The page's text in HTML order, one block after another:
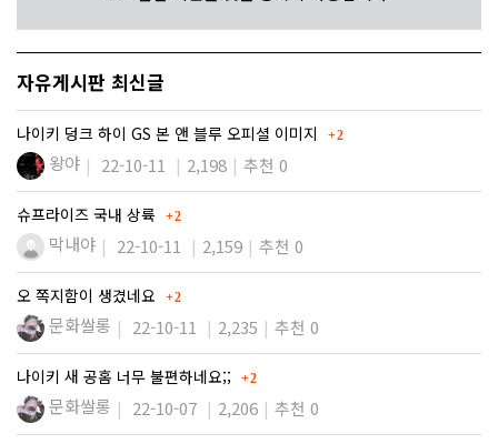
자유게시판 최신글
나이키 덩크 하이 GS 본 앤 블루 오피셜 이미지 댓글
2
왕야 22-10-11 2,198 추천 0
슈프라이즈 국내 상륙 댓글
2
막내야 22-10-11 2,159 추천 0
오 쪽지함이 생겼네요 댓글
2
문화쌀롱 22-10-11 2,235 추천 0
나이키 새 공홈 너무 불편하네요;; 댓글
2
문화쌀롱 22-10-07 2,206 추천 0